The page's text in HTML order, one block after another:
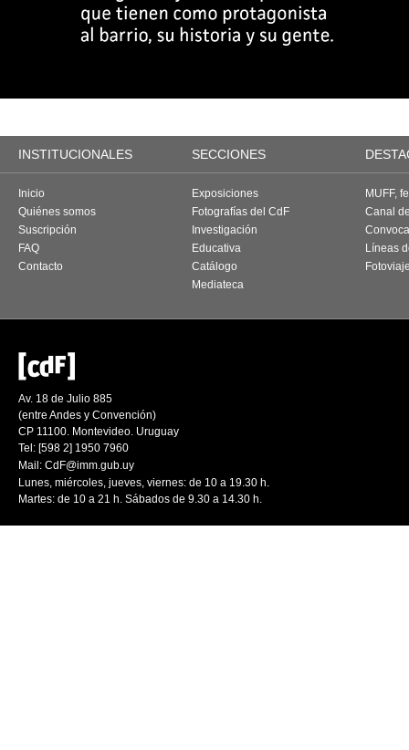
INSTITUCIONALES SECCIONES
Inicio
Quiénes somos
Suscripción
FAQ
Contacto
Exposiciones
Fotografías del CdF
Investigación
Educativa
Catálogo
Mediateca
MUFF,
Canal
Líneas
Av. 18 de Julio 885
(entre Andes y Convención)
CP 11100. Montevideo. Uruguay
Tel: [598 2] 1950 7960
Mail: CdF@imm.gub.uy
Lunes, miércoles, jueves, viernes: de 10 a 19.30 h.
Martes: de 10 a 21 h. Sábados de 9.30 a 14.30 h.